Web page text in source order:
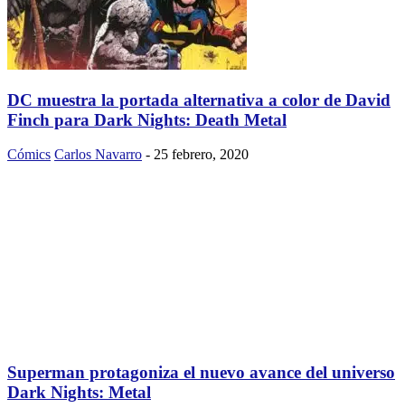
DC muestra la portada alternativa a color de David
Finch para Dark Nights: Death Metal
Cómics Carlos Navarro - 25 febrero, 2020
Superman protagoniza el nuevo avance del universo
Dark Nights: Metal